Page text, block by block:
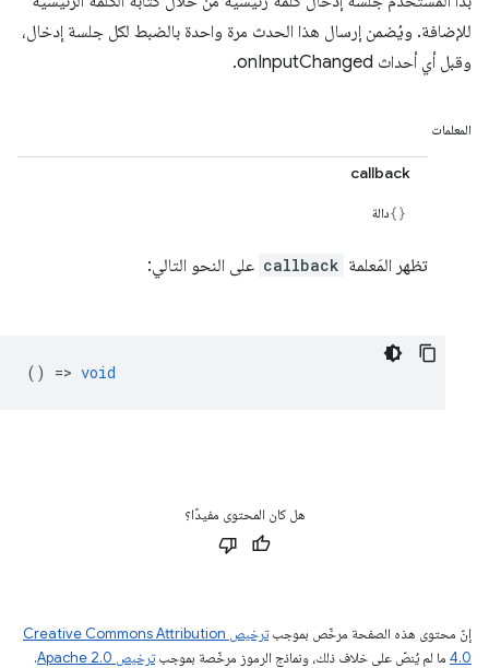
للإضافة. ويُضمن إرسال هذا الحدث مرة واحدة بالضبط لكل جلسة إدخال،
وقبل أي أحداث onInputChanged.
المعلمات
callback
دالة
تظهر المَعلمة callback على النحو التالي:
() => void
هل كان المحتوى مفيدًا؟
إنّ محتوى هذه الصفحة مرخّص بموجب
ترخيص Creative Commons Attribution
4.0‏ ما لم يُنصّ على خلاف ذلك، ونماذج الرموز مرخّصة بموجبترخيص Apache 2.0‏
.